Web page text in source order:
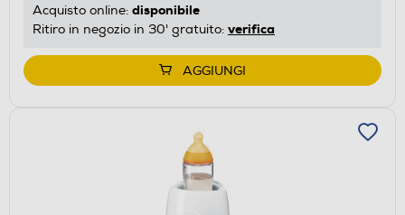
Acquisto online: disponibile
Ritiro in negozio in 30' gratuito: verifica
AGGIUNGI